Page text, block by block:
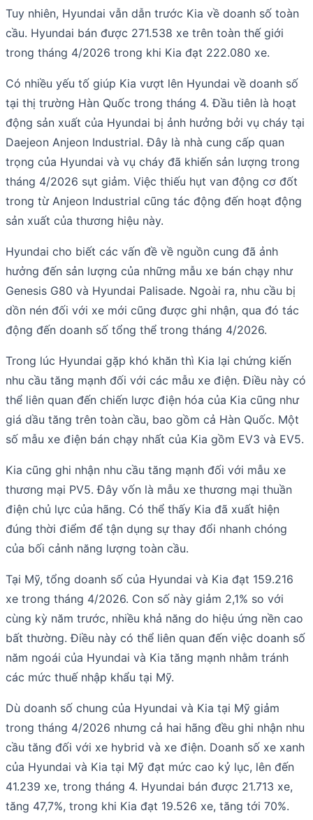
Tuy nhiên, Hyundai vẫn dẫn trước Kia về doanh số toàn
cầu. Hyundai bán được 271.538 xe trên toàn thế giới
trong tháng 4/2026 trong khi Kia đạt 222.080 xe.
Có nhiều yếu tố giúp Kia vượt lên Hyundai về doanh số
tại thị trường Hàn Quốc trong tháng 4. Đầu tiên là hoạt
động sản xuất của Hyundai bị ảnh hưởng bởi vụ cháy tại
Daejeon Anjeon Industrial. Đây là nhà cung cấp quan
trọng của Hyundai và vụ cháy đã khiến sản lượng trong
tháng 4/2026 sụt giảm. Việc thiếu hụt van động cơ đốt
trong từ Anjeon Industrial cũng tác động đến hoạt động
sản xuất của thương hiệu này.
Hyundai cho biết các vấn đề về nguồn cung đã ảnh
hưởng đến sản lượng của những mẫu xe bán chạy như
Genesis G80 và Hyundai Palisade. Ngoài ra, nhu cầu bị
dồn nén đối với xe mới cũng được ghi nhận, qua đó tác
động đến doanh số tổng thể trong tháng 4/2026.
Trong lúc Hyundai gặp khó khăn thì Kia lại chứng kiến
nhu cầu tăng mạnh đối với các mẫu xe điện. Điều này có
thể liên quan đến chiến lược điện hóa của Kia cũng như
giá dầu tăng trên toàn cầu, bao gồm cả Hàn Quốc. Một
số mẫu xe điện bán chạy nhất của Kia gồm EV3 và EV5.
Kia cũng ghi nhận nhu cầu tăng mạnh đối với mẫu xe
thương mại PV5. Đây vốn là mẫu xe thương mại thuần
điện chủ lực của hãng. Có thể thấy Kia đã xuất hiện
đúng thời điểm để tận dụng sự thay đổi nhanh chóng
của bối cảnh năng lượng toàn cầu.
Tại Mỹ, tổng doanh số của Hyundai và Kia đạt 159.216
xe trong tháng 4/2026. Con số này giảm 2,1% so với
cùng kỳ năm trước, nhiều khả năng do hiệu ứng nền cao
bất thường. Điều này có thể liên quan đến việc doanh số
năm ngoái của Hyundai và Kia tăng mạnh nhằm tránh
các mức thuế nhập khẩu tại Mỹ.
Dù doanh số chung của Hyundai và Kia tại Mỹ giảm
trong tháng 4/2026 nhưng cả hai hãng đều ghi nhận nhu
cầu tăng đối với xe hybrid và xe điện. Doanh số xe xanh
của Hyundai và Kia tại Mỹ đạt mức cao kỷ lục, lên đến
41.239 xe, trong tháng 4. Hyundai bán được 21.713 xe,
tăng 47,7%, trong khi Kia đạt 19.526 xe, tăng tới 70%.